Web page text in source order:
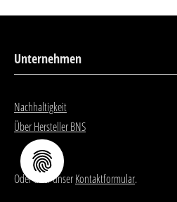
Unternehmen
Nachhaltigkeit
Über Hersteller BNS
Oder über unserKontaktformular.